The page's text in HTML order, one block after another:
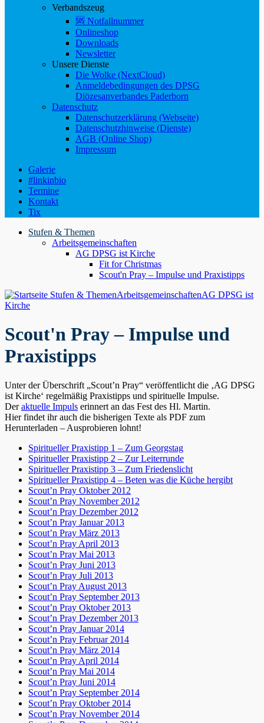
Verbandszeug
🆘 Notfallnummer
Onlineshop
Downloads
Newsletter
Unsere Dienste
Die Wolke (NextCloud)
Anmeldebedingungen des DPSG
Diözesanverbandes Paderborn
Datenschutz
Datenschutzerklärung (Webseite)
Datenschutzhinweise (Dienste)
AGB (Online Shop)
Impressum
Galerie
#linkinbio
Termine
Kontakt
Tix
Stufen & Themen
Arbeitsgemeinschaften
AG DPSG ist Kirche
Fit for Christmas
Scout'n Pray – Impulse und Praxistipps
Stufen & ThemenArbeitsgemeinschaftenAG DPSG ist
Kirche
Scout'n Pray – Impulse und
Praxistipps
Unter der Überschrift „Scout’n Pray“ veröffentlicht die ‚AG DPSG
ist Kirche‘ regelmäßig Praxistipps und spirituelle Impulse.
Deraktuelle Impuls erinnert an das Fest des Hl. Martin.
Hier findet ihr auch die bisherigen Texte als PDF zum
Herunterladen – Ausprobieren lohnt!
Spiritueller Praxistipp 1 – Zum Georgstag
Spiritueller Praxistipp 2 – Zur Leiterrunde
Spiritueller Praxistipp 3 – Zum Friedenslicht
Spiritueller Praxistipp 4 – Beten was die Küche hergibt
Scout’n Pray Oktober 2012
Scout’n Pray November 2012
Scout’n Pray Dezember 2012
Scout’n Pray Januar 2013
Scout’n Pray März 2013
Scout’n Pray April 2013
Scout’n Pray Mai 2013
Scout’n Pray Juni 2013
Scout’n Pray Juli 2013
Scout’n Pray August 2013
Scout’n Pray September 2013
Scout’n Pray Oktober 2013
Scout’n Pray Dezember 2013
Scout’n Pray Januar 2014
Scout’n Pray Februar 2014
Scout’n Pray März 2014
Scout’n Pray April 2014
Scout’n Pray Mai 2014
Scout’n Pray Juni 2014
Scout’n Pray September 2014
Scout’n Pray Oktober 2014
Scout’n Pray November 2014